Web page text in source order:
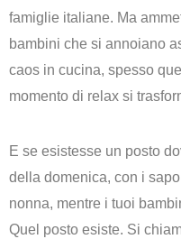
famiglie italiane. Ma
bambini che si annoiano
caos in cucina, spesso
momento di relax si
E se esistesse un posto
della domenica, con i
nonna, mentre i tuoi
Quel posto esiste. Si